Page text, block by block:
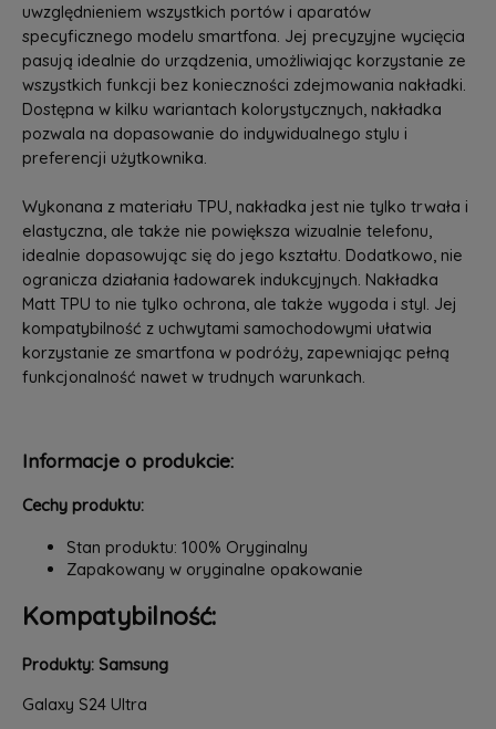
uwzględnieniem wszystkich portów i aparatów
specyficznego modelu smartfona. Jej precyzyjne wycięcia
pasują idealnie do urządzenia, umożliwiając korzystanie ze
wszystkich funkcji bez konieczności zdejmowania nakładki.
Dostępna w kilku wariantach kolorystycznych, nakładka
pozwala na dopasowanie do indywidualnego stylu i
preferencji użytkownika.
Wykonana z materiału TPU, nakładka jest nie tylko trwała i
elastyczna, ale także nie powiększa wizualnie telefonu,
idealnie dopasowując się do jego kształtu. Dodatkowo, nie
ogranicza działania ładowarek indukcyjnych. Nakładka
Matt TPU to nie tylko ochrona, ale także wygoda i styl. Jej
kompatybilność z uchwytami samochodowymi ułatwia
korzystanie ze smartfona w podróży, zapewniając pełną
funkcjonalność nawet w trudnych warunkach.
Informacje o produkcie:
Cechy produktu:
Stan produktu: 100% Oryginalny
Zapakowany w oryginalne opakowanie
Kompatybilność:
Produkty: Samsung
Galaxy S24 Ultra